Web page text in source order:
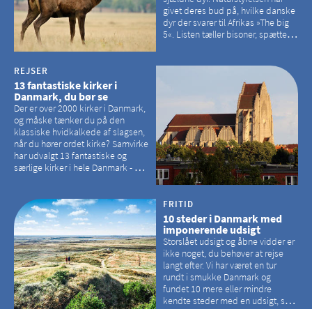
givet deres bud på, hvilke danske
dyr der svarer til Afrikas »The big
5«. Listen tæller bisoner, spættede
REJSER
13 fantastiske kirker i
Danmark, du bør se
Der er over 2000 kirker i Danmark,
og måske tænker du på den
klassiske hvidkalkede af slagsen,
når du hører ordet kirke? Samvirke
har udvalgt 13 fantastiske og
særlige kirker i hele Danmark - og
hvilke kirker, der er en omvej værd
FRITID
10 steder i Danmark med
imponerende udsigt
Storslået udsigt og åbne vidder er
ikke noget, du behøver at rejse
langt efter. Vi har været en tur
rundt i smukke Danmark og
fundet 10 mere eller mindre
kendte steder med en udsigt, som